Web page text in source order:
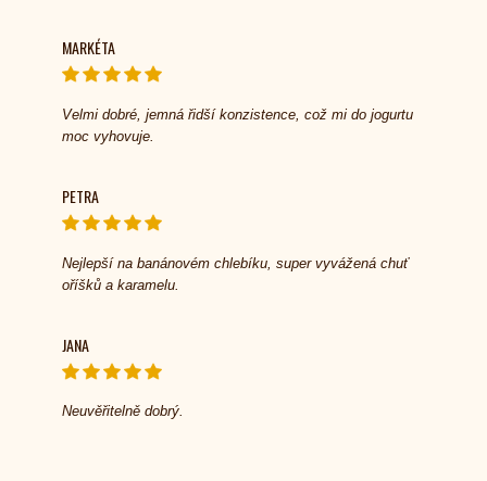
MARKÉTA
Velmi dobré, jemná řidší konzistence, což mi do jogurtu
moc vyhovuje.
PETRA
Nejlepší na banánovém chlebíku, super vyvážená chuť
oříšků a karamelu.
JANA
Neuvěřitelně dobrý.